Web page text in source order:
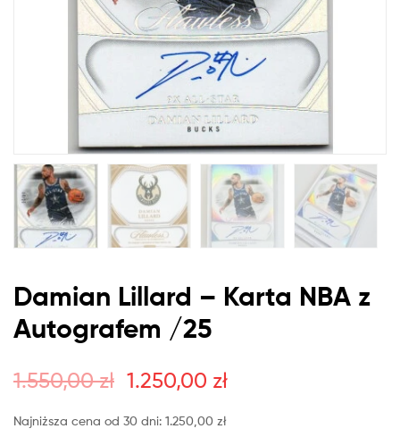
Damian Lillard – Karta NBA z
Autografem /25
1.550,00zł 1.250,00 zł
Najniższa cena od 30 dni: 1.250,00 zł